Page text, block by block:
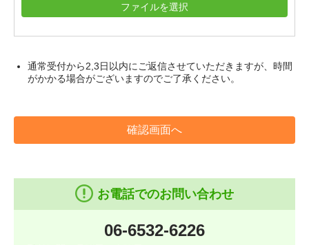
ファイルを選択
通常受付から2,3日以内にご返信させていただきますが、時間
がかかる場合がございますのでご了承ください。
確認画面へ
お電話でのお問い合わせ
06-6532-6226